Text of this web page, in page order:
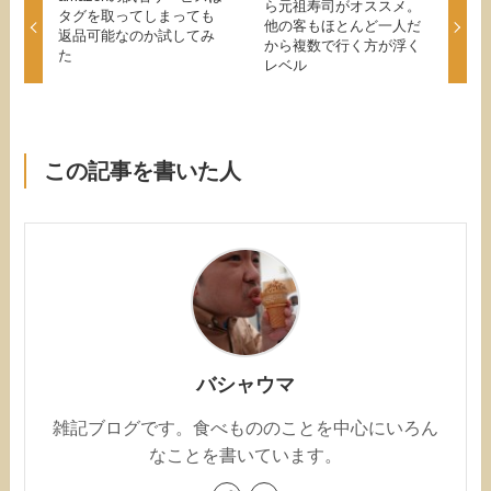
タグを取ってしまっても
返品可能なのか試してみ
た
ら元祖寿司がオススメ。
他の客もほとんど一人だ
から複数で行く方が浮く
レベル
この記事を書いた人
バシャウマ
雑記ブログです。食べもののことを中心にいろん
なことを書いています。